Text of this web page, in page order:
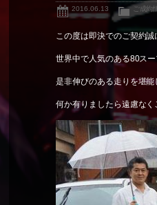
2016.06.13 ご成約
この度は即決でのご契約
世界中で人気のある80ス
是非伸びのある走りを堪
何か有りましたら遠慮なく